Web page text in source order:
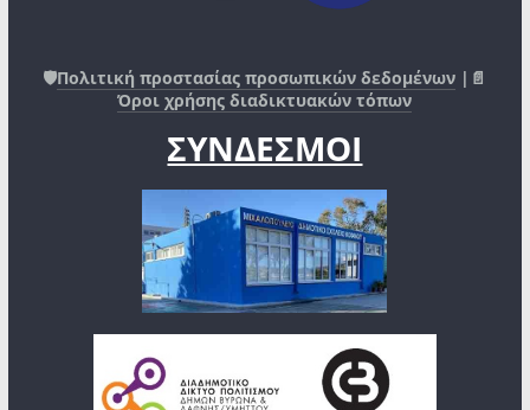
🛡️Πολιτική προστασίας προσωπικών δεδομένων |📄
Όροι χρήσης διαδικτυακών τόπων
ΣΥΝΔΕΣΜΟΙ